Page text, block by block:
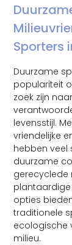
Sporters
Duurzame
populariteit
zoek zijn
levensstijl.
vriendelijke
hebben veel
duurzame
gerecyclede
plantaardige
opties
traditionele
ecologische
milieu.